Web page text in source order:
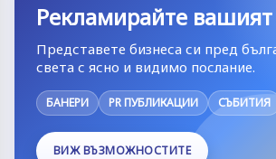
Рекламирайте
Представете бизнеса си пред
света с ясно и видимо послание.
БАНЕРИ PR ПУБЛИКАЦИИ СЪБИТИЯ
ВИЖ ВЪЗМОЖНОСТИТЕ